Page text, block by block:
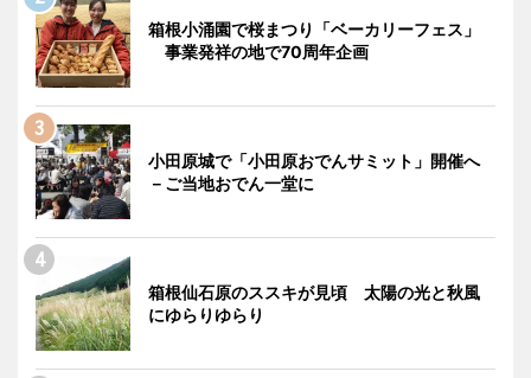
箱根小涌園で桜まつり「ベーカリーフェス」
事業発祥の地で70周年企画
小田原城で「小田原おでんサミット」開催へ
－ご当地おでん一堂に
箱根仙石原のススキが見頃 太陽の光と秋風
にゆらりゆらり